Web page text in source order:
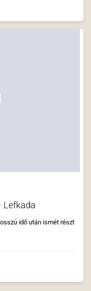
Lefkada
idő után ismét részt